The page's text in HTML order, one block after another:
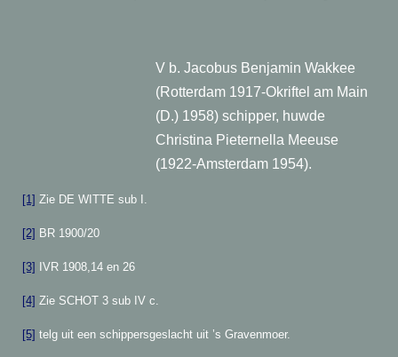
V b. Jacobus Benjamin Wakkee
(Rotterdam 1917-Okriftel am Main
(D.) 1958) schipper, huwde
Christina Pieternella Meeuse
(1922-Amsterdam 1954).
[1] Zie DE WITTE sub I.
[2] BR 1900/20
[3] IVR 1908,14 en 26
[4] Zie SCHOT 3 sub IV c.
[5] telg uit een schippersgeslacht uit ’s Gravenmoer.